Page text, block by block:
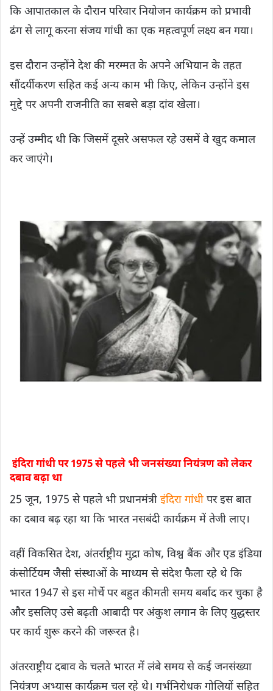
कि आपातकाल के दौरान परिवार नियोजन कार्यक्रम को प्रभावी
ढंग से लागू करना संजय गांधी का एक महत्वपूर्ण लक्ष्य बन गया।
इस दौरान उन्होंने देश की मरम्मत के अपने अभियान के तहत
सौंदर्यीकरण सहित कई अन्य काम भी किए, लेकिन उन्होंने इस
मुद्दे पर अपनी राजनीति का सबसे बड़ा दांव खेला।
उन्हें उम्मीद थी कि जिसमें दूसरे असफल रहे उसमें वे खुद कमाल
कर जाएंगे।
इंदिरा गांधी पर 1975 से पहले भी जनसंख्या नियंत्रण को लेकर
दबाव बढ़ा था
25 जून, 1975 से पहले भी प्रधानमंत्री इंदिरा गांधी पर इस बात
का दबाव बढ़ रहा था कि भारत नसबंदी कार्यक्रम में तेजी लाए।
वहीं विकसित देश, अंतर्राष्ट्रीय मुद्रा कोष, विश्व बैंक और एड इंडिया
कंसोर्टियम जैसी संस्थाओं के माध्यम से संदेश फैला रहे थे कि
भारत 1947 से इस मोर्चे पर बहुत कीमती समय बर्बाद कर चुका है
और इसलिए उसे बढ़ती आबादी पर अंकुश लगान के लिए युद्धस्तर
पर कार्य शुरू करने की जरूरत है।
अंतरराष्ट्रीय दबाव के चलते भारत में लंबे समय से कई जनसंख्या
नियंत्रण अभ्यास कार्यक्रम चल रहे थे। गर्भनिरोधक गोलियों सहित